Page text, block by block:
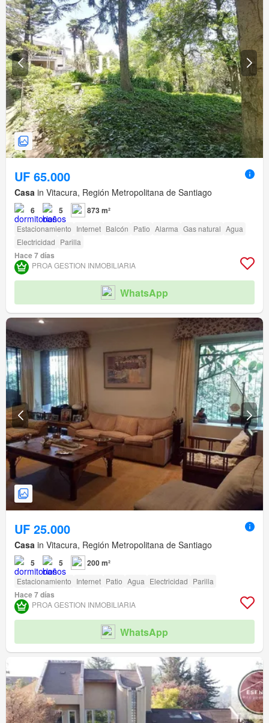
UF 65.000
Casa in Vitacura, Región Metropolitana de Santiago
6 5 873 m²
Estacionamiento Internet Balcón Patio Alarma Gas natural Agua
Electricidad Parilla
Hace 7 días
PROA GESTION INMOBILIARIA
WhatsApp
UF 25.000
Casa in Vitacura, Región Metropolitana de Santiago
5 5 200 m²
Estacionamiento Internet Patio Agua Electricidad Parilla
Hace 7 días
PROA GESTION INMOBILIARIA
WhatsApp